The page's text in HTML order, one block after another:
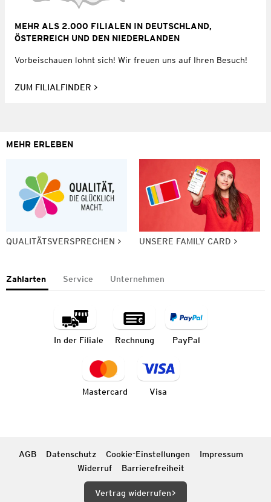
MEHR ALS 2.000 FILIALEN IN DEUTSCHLAND,
ÖSTERREICH UND DEN NIEDERLANDEN
Vorbeischauen lohnt sich! Wir freuen uns auf Ihren Besuch!
ZUM FILIALFINDER
MEHR ERLEBEN
QUALITÄTSVERSPRECHEN UNSERE FAMILY CARD
Zahlarten Service Unternehmen
In der Filiale Rechnung PayPal
Mastercard Visa
AGB Datenschutz Cookie-Einstellungen
Impressum
Widerruf
Barrierefreiheit
Vertrag widerrufen